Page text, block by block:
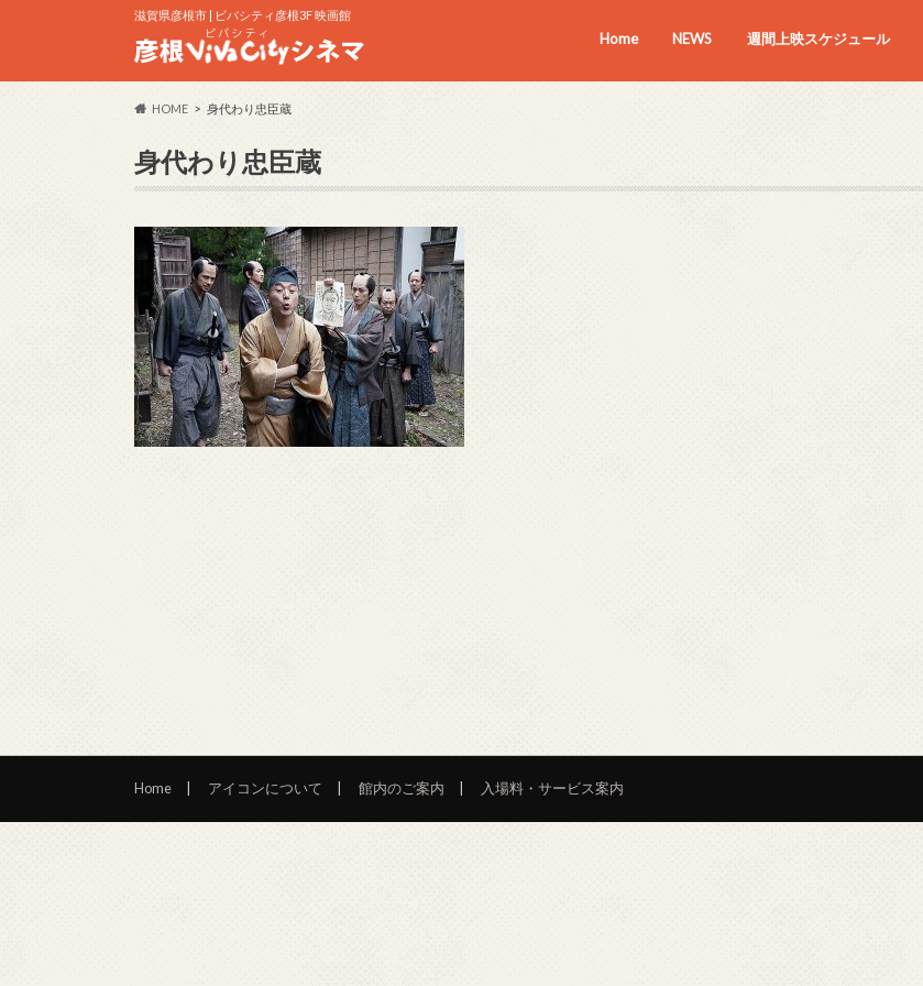
滋賀県彦根市 | ビバシティ彦根3F 映画館
Home NEWS 週間上映スケジュール
HOME 身代わり忠臣蔵
身代わり忠臣蔵
Home アイコンについて 館内のご案内 入場料・サービス案内